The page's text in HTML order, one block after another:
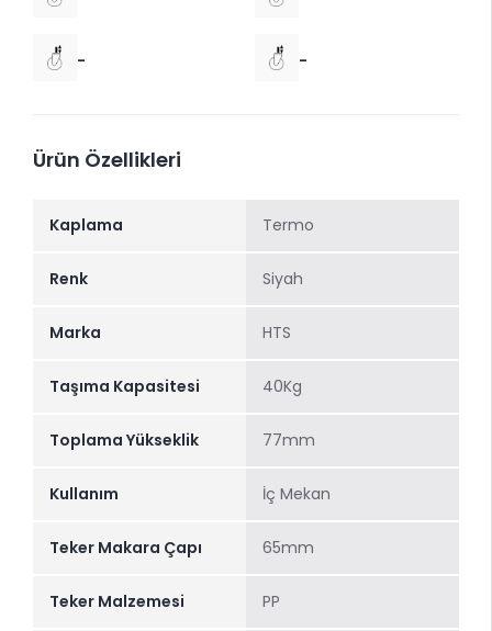
- -
Ürün Özellikleri
Kaplama Termo
Renk Siyah
Marka HTS
Taşıma Kapasitesi 40Kg
Toplama Yükseklik 77mm
Kullanım İç Mekan
Teker Makara Çapı 65mm
Teker Malzemesi PP